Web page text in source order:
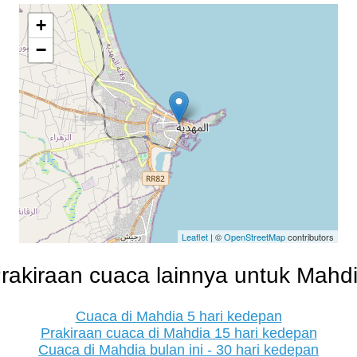
+
−
Leaflet | ©OpenStreetMapcontributors
cuaca lainnya untuk
Cuaca di Mahdia 5 hari kedepan
Prakiraan cuaca di Mahdia 15 hari kedepan
Cuaca di Mahdia bulan ini - 30 hari kedepan